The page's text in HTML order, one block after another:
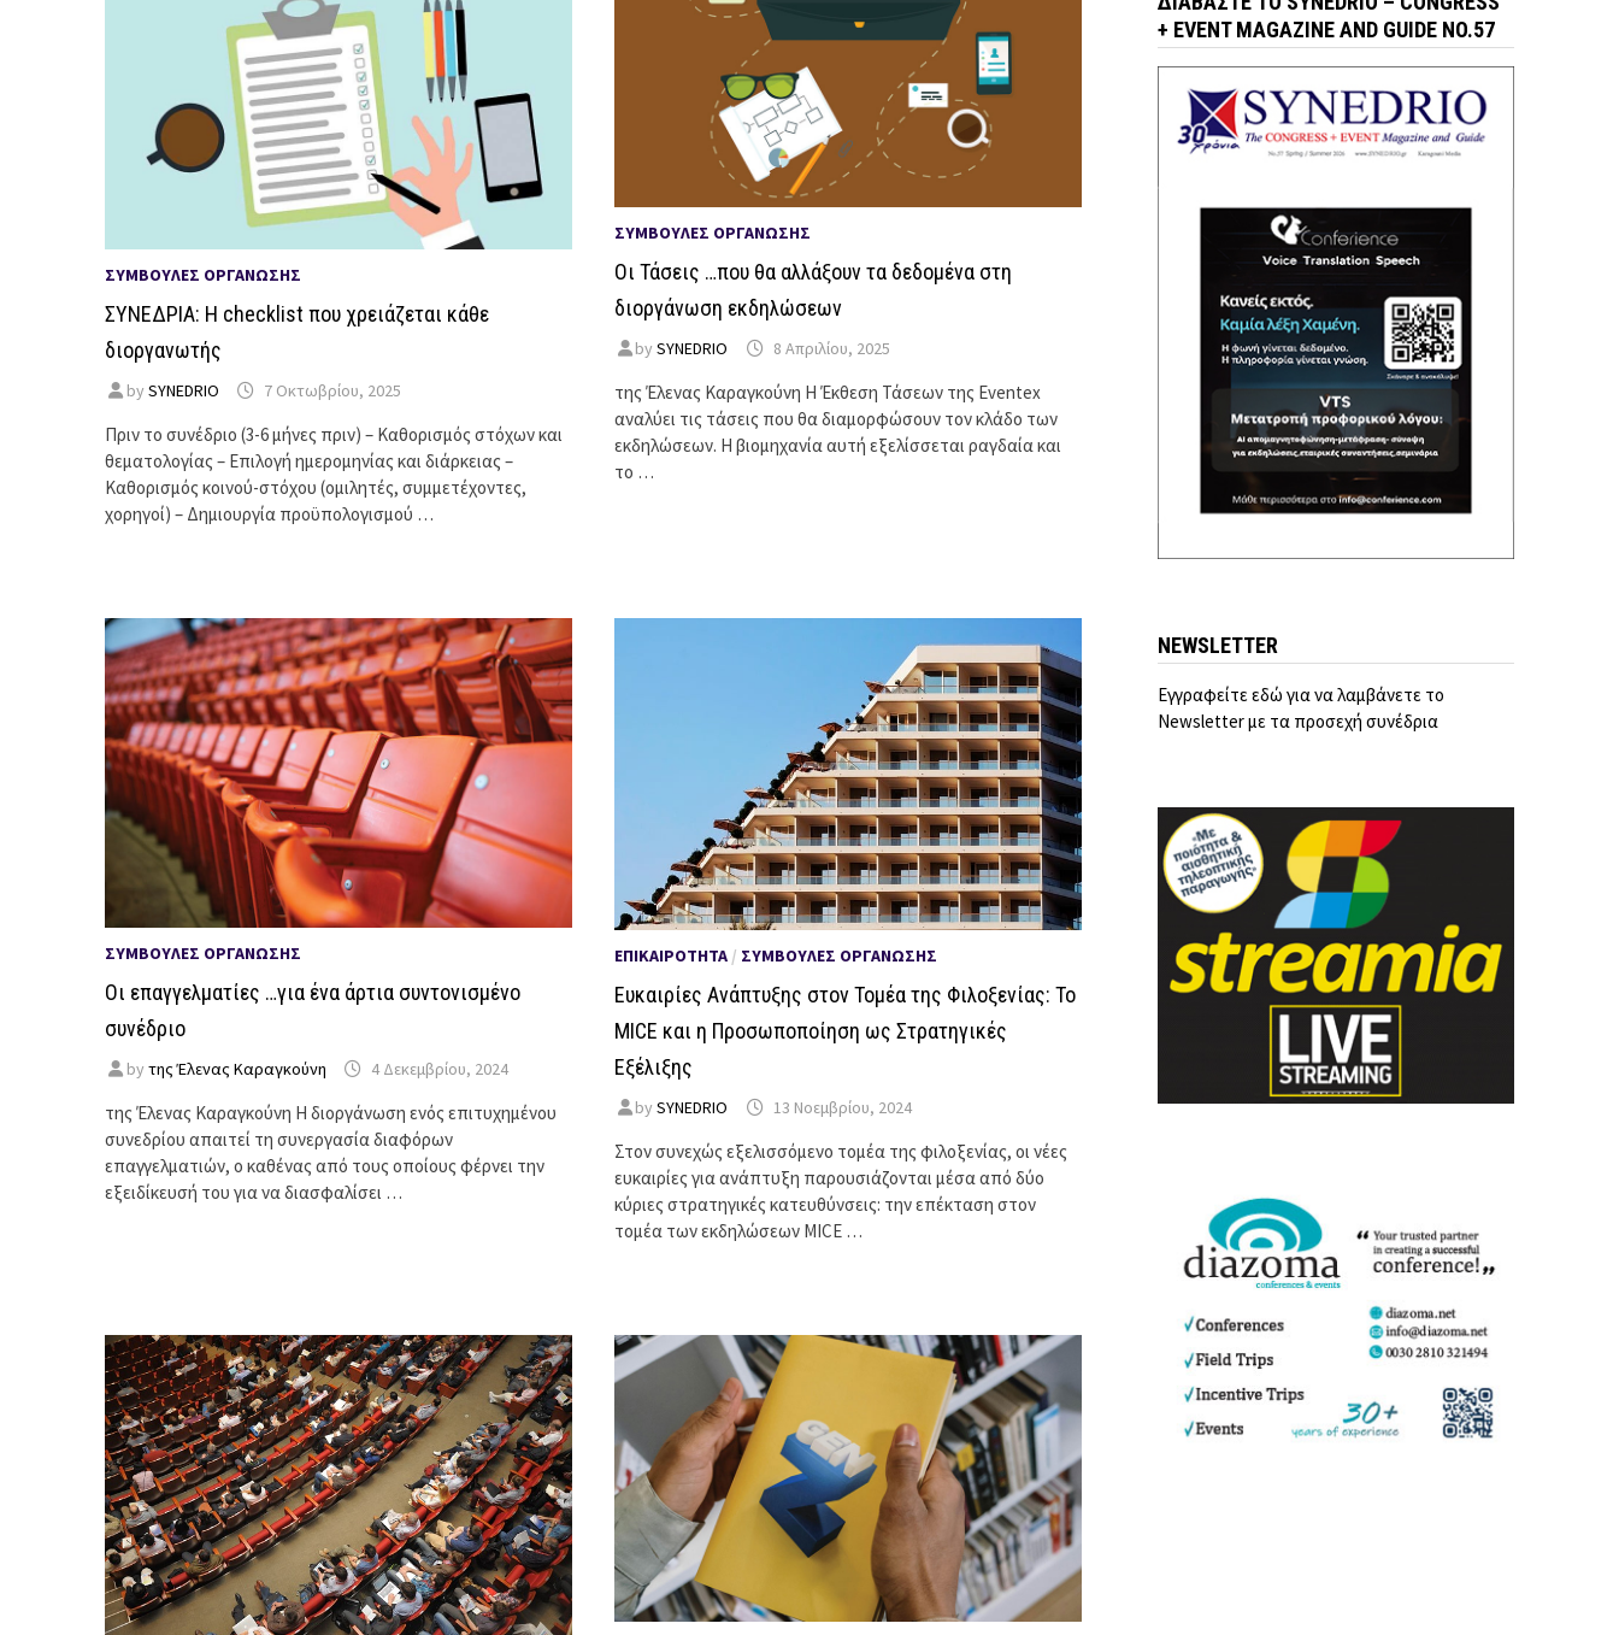
ΣΥΜΒΟΥΛΈΣ ΟΡΓΆΝΩΣΗΣ
ΣΥΝΕΔΡΙΑ: Η checklist που χρειάζεται κάθε
διοργανωτής
by SYNEDRIO 7 Οκτωβρίου, 2025
Πριν το συνέδριο (3-6 μήνες πριν) – Καθορισμός στόχων και
θεματολογίας – Επιλογή ημερομηνίας και διάρκειας –
Καθορισμός κοινού-στόχου (ομιλητές, συμμετέχοντες,
χορηγοί) – Δημιουργία προϋπολογισμού …
ΣΥΜΒΟΥΛΈΣ ΟΡΓΆΝΩΣΗΣ
Οι Τάσεις …που θα αλλάξουν τα δεδομένα στη
διοργάνωση εκδηλώσεων
bySYNEDRIO 8 Απριλίου, 2025
της Έλενας Καραγκούνη Η Έκθεση Τάσεων της Eventex
αναλύει τις τάσεις που θα διαμορφώσουν τον κλάδο των
εκδηλώσεων. Η βιομηχανία αυτή εξελίσσεται ραγδαία και
το …
ΣΥΜΒΟΥΛΈΣ ΟΡΓΆΝΩΣΗΣ
Οι επαγγελματίες …για ένα άρτια συντονισμένο
συνέδριο
by της Έλενας Καραγκούνη 4 Δεκεμβρίου, 2024
της Έλενας Καραγκούνη Η διοργάνωση ενός επιτυχημένου
συνεδρίου απαιτεί τη συνεργασία διαφόρων
επαγγελματιών, ο καθένας από τους οποίους φέρνει την
εξειδίκευσή του για να διασφαλίσει …
ΕΠΙΚΑΙΡΌΤΗΤΑ/ ΣΥΜΒΟΥΛΈΣ ΟΡΓΆΝΩΣΗΣ
Ευκαιρίες Ανάπτυξης στον Τομέα της Φιλοξενίας: Το
MICE και η Προσωποποίηση ως Στρατηγικές
Εξέλιξης
bySYNEDRIO 13 Νοεμβρίου, 2024
Στον συνεχώς εξελισσόμενο τομέα της φιλοξενίας, οι νέες
ευκαιρίες για ανάπτυξη παρουσιάζονται μέσα από δύο
κύριες στρατηγικές κατευθύνσεις: την επέκταση στον
τομέα των εκδηλώσεων MICE …
+ EVENT MAGAZINE AND GUIDE NO.57
NEWSLETTER
Εγγραφείτε εδώ για να λαμβάνετε το
Newsletter με τα προσεχή συνέδρια